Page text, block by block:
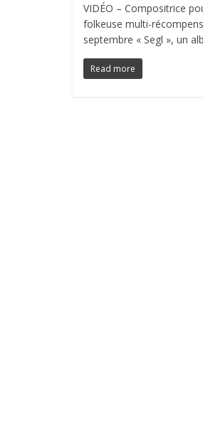
VIDÉO – Compositrice
folkeuse multi-
septembre « Segl », un
Read more